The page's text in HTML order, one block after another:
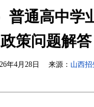
普通高中学
策问题解答
4月28日 来源： 山西